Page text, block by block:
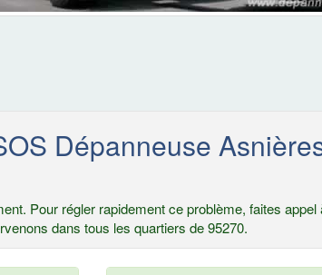
Dépanneuse
Pour régler rapidement ce problème, faites
dans tous les quartiers de 95270.